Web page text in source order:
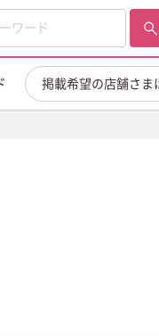
掲載希望の店舗さま